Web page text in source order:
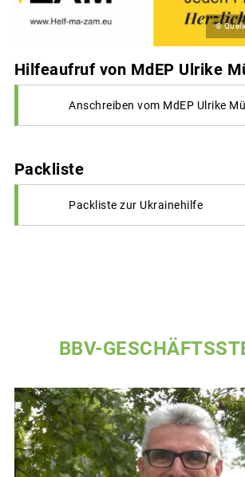
©
Hilfeaufruf von MdEP Ulrike
Anschreiben vom MdEP Ulrike
Packliste
Packliste zur Ukrainehilfe
BBV-